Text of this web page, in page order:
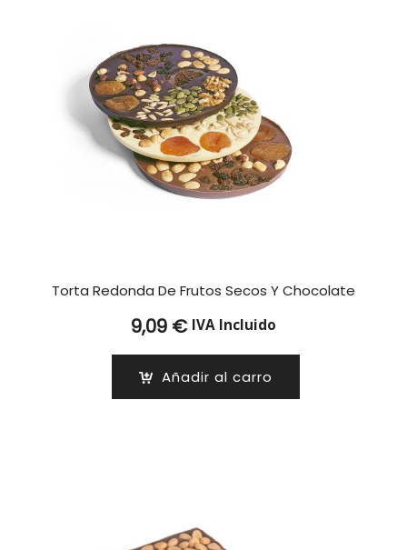
Torta Redonda De Frutos Secos Y Chocolate
9,09 € IVA Incluido
Añadir al carro